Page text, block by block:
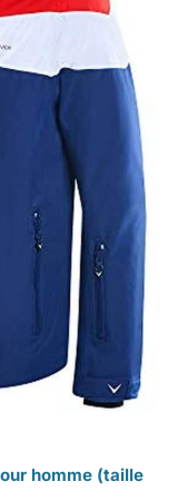
homme (taille